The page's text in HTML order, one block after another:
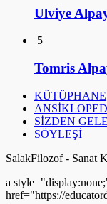
Ulviye
5
Tomris
KÜTÜPHANE
SİZDEN
SÖYLEŞİ
SalakFilozof - Sanat
a
href="https://